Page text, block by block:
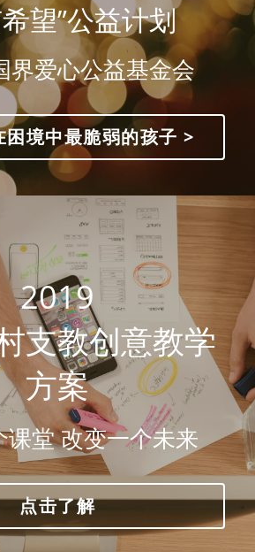
望”公益计划
界爱心公益基金会
境中最脆弱的孩子 >
2019
支教创意教学
方案
课堂 改变一个未来
点击了解